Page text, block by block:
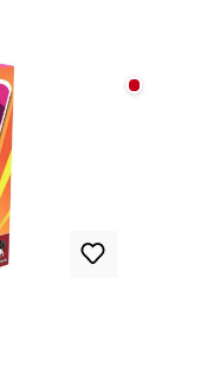
Nicht